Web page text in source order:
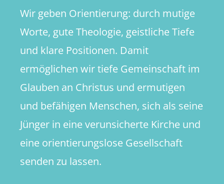
Wir geben Orientierung: durch mutige
Worte, gute Theologie, geistliche Tiefe
und klare Positionen. Damit
ermöglichen wir tiefe Gemeinschaft im
Glauben an Christus und ermutigen
und befähigen Menschen, sich als seine
Jünger in eine verunsicherte Kirche und
eine orientierungslose Gesellschaft
senden zu lassen.